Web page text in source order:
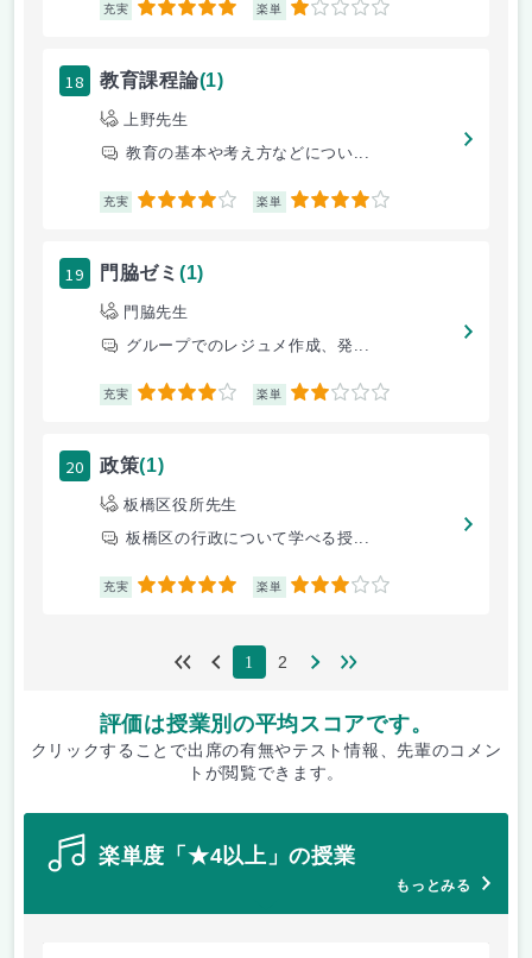
充実 5 楽単 1
18 教育課程論(1)
上野先生
教育の基本や考え方などについ...
充実 4 楽単 4
19 門脇ゼミ (1)
門脇先生
グループでのレジュメ作成、発...
充実 4 楽単 2
20 政策(1)
板橋区役所先生
板橋区の行政について学べる授...
充実 5 楽単 3
1 2
評価は授業別の平均スコアです。
クリックすることで出席の有無やテスト情報、先輩のコメン
トが閲覧できます。
楽単度「★4以上」の授業
もっとみる